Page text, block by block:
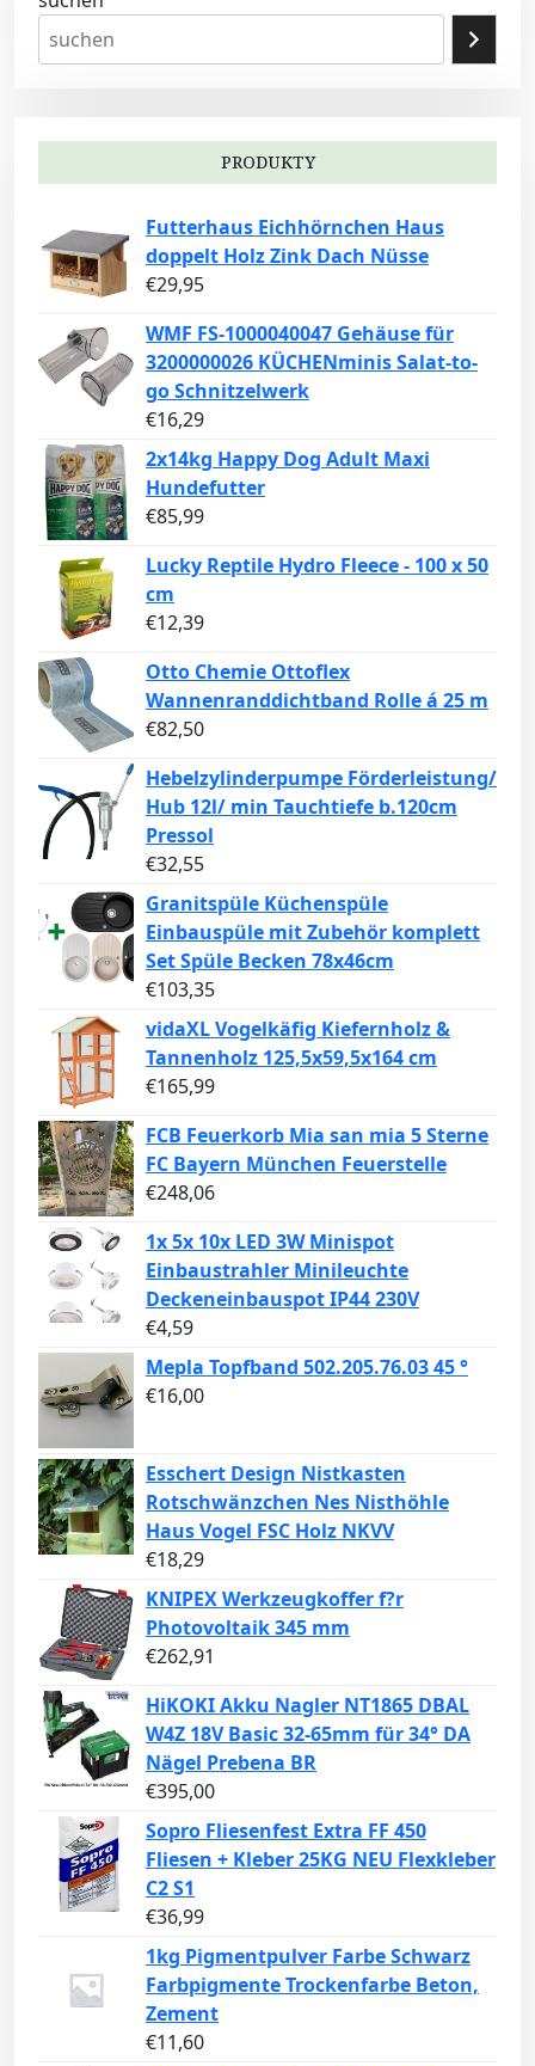
PRODUKTY
Futterhaus Eichhörnchen Haus
doppelt Holz Zink Dach Nüsse
€29,95
WMF FS-1000040047 Gehäuse für
3200000026 KÜCHENminis Salat-to-
go Schnitzelwerk
€16,29
2x14kg Happy Dog Adult Maxi
Hundefutter
€85,99
Lucky Reptile Hydro Fleece - 100 x 50
cm
€12,39
Otto Chemie Ottoflex
Wannenranddichtband Rolle á 25 m
€82,50
Hebelzylinderpumpe Förderleistung/
Hub 12l/ min Tauchtiefe b.120cm
Pressol
€32,55
Granitspüle Küchenspüle
Einbauspüle mit Zubehör komplett
Set Spüle Becken 78x46cm
€103,35
vidaXL Vogelkäfig Kiefernholz &
Tannenholz 125,5x59,5x164 cm
€165,99
FCB Feuerkorb Mia san mia 5 Sterne
FC Bayern München Feuerstelle
€248,06
1x 5x 10x LED 3W Minispot
Einbaustrahler Minileuchte
Deckeneinbauspot IP44 230V
€4,59
Mepla Topfband 502.205.76.03 45 °
€16,00
Esschert Design Nistkasten
Rotschwänzchen Nes Nisthöhle
Haus Vogel FSC Holz NKVV
€18,29
KNIPEX Werkzeugkoffer f?r
Photovoltaik 345 mm
€262,91
HiKOKI Akku Nagler NT1865 DBAL
W4Z 18V Basic 32-65mm für 34° DA
Nägel Prebena BR
€395,00
Sopro Fliesenfest Extra FF 450
Fliesen + Kleber 25KG NEU Flexkleber
C2 S1
€36,99
1kg Pigmentpulver Farbe Schwarz
Farbpigmente Trockenfarbe Beton,
Zement
€11,60